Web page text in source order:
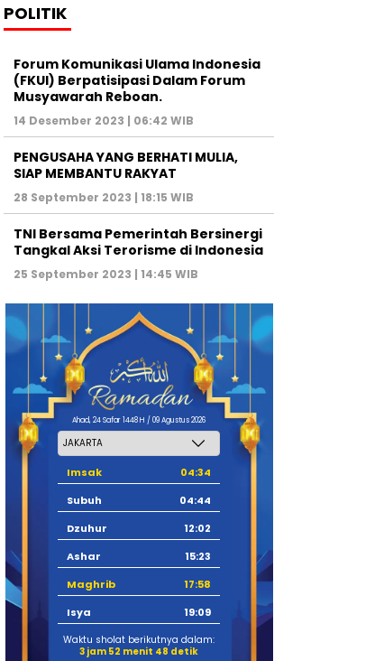
POLITIK
Forum Komunikasi Ulama Indonesia
(FKUI) Berpatisipasi Dalam Forum
Musyawarah Reboan.
14 Desember 2023 | 06:42 WIB
PENGUSAHA YANG BERHATI MULIA,
SIAP MEMBANTU RAKYAT
28 September 2023 | 18:15 WIB
TNI Bersama Pemerintah Bersinergi
Tangkal Aksi Terorisme di Indonesia
25 September 2023 | 14:45 WIB
Ahad, 24 Safar 1448 H / 09 Agustus 2026
Imsak
04:34
Subuh
04:44
Dzuhur
12:02
Ashar
15:23
Maghrib
17:58
Isya
19:09
Waktu sholat berikutnya dalam:
3 jam 52 menit 47 detik